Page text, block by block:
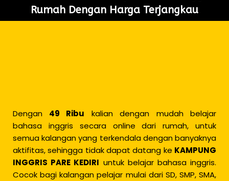
Rumah Dengan Harga Terjangkau
Dengan 49 Ribu kalian dengan mudah belajar
bahasa inggris secara online dari rumah, untuk
semua kalangan yang terkendala dengan banyaknya
aktifitas, sehingga tidak dapat datang ke KAMPUNG
INGGRIS PARE KEDIRI untuk belajar bahasa inggris.
Cocok bagi kalangan pelajar mulai dari SD, SMP, SMA,